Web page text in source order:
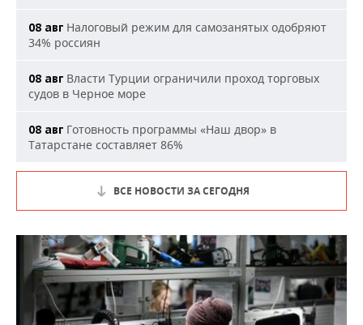
08 авг Налоговый режим для самозанятых одобряют
34% россиян
08 авг Власти Турции ограничили проход торговых
судов в Черное море
08 авг Готовность программы «Наш двор» в
Татарстане составляет 86%
ВСЕ НОВОСТИ ЗА СЕГОДНЯ